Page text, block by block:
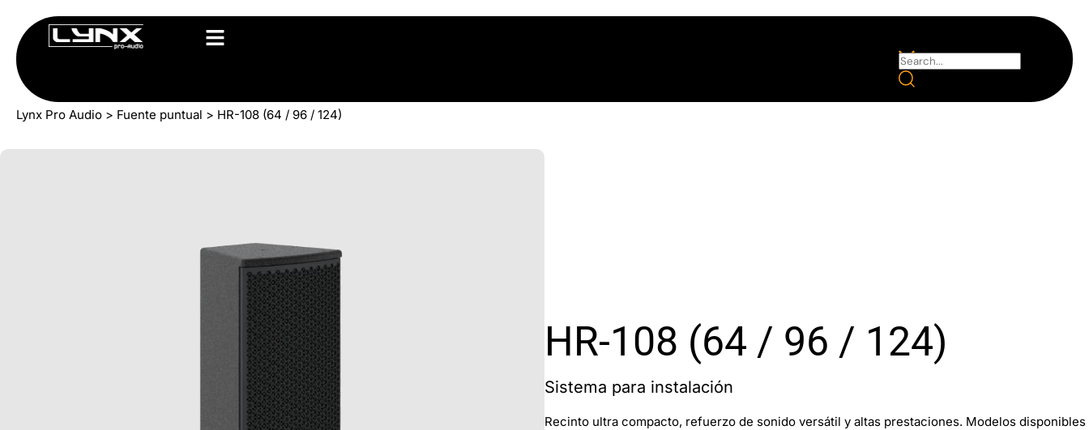
Lynx Pro Audio > Fuente puntual > HR-108 (64 / 96 / 124)
HR-108 (64 / 96 / 124)
Sistema para instalación
Recinto ultra compacto, refuerzo de sonido versátil y altas prestaciones. Modelos disponibles